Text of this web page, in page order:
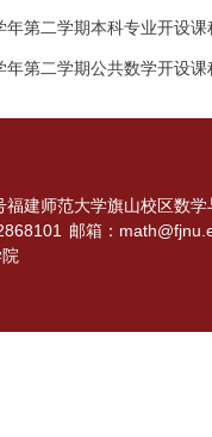
第二学期本科专业开设课
第二学期公共数学开设课
福建师范大学旗山校区数
邮箱：